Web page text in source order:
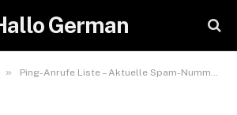
German
» Ping-Anrufe Liste – Aktuelle Spam-Nummern erkennen und vermeiden